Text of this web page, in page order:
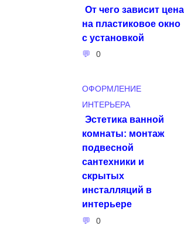
От чего зависит цена
на пластиковое окно
с установкой
0
ОФОРМЛЕНИЕ
ИНТЕРЬЕРА
Эстетика ванной
комнаты: монтаж
подвесной
сантехники и
скрытых
инсталляций в
интерьере
0